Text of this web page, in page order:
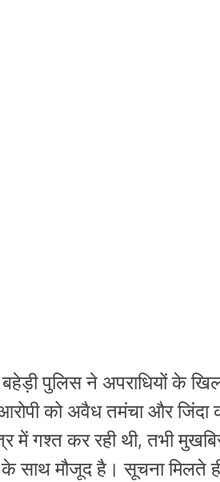
पुलिस ने अपराधियों के
को अवैध तमंचा और जिंदा
में गश्त कर रही थी, तभी
साथ मौजूद है। सूचना मिलते ही